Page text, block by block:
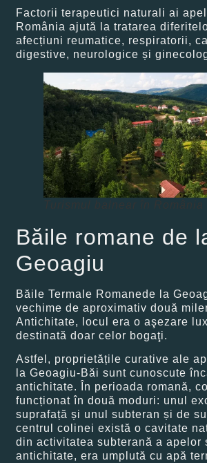
Factorii terapeutici naturali ai
România ajută la tratarea
afecțiuni reumatice, respiratorii,
digestive, neurologice și
Băile romane de
Geoagiu
Băile Termale Romanede la
vechime de aproximativ două
Antichitate, locul era o aşezare
destinată doar celor bogaţi.
Astfel, proprietățile curative ale
la Geoagiu-Băi sunt cunoscute
antichitate. În perioada romană,
funcționat în două moduri: unul
suprafață și unul subteran și de
centrul colinei există o cavitate
din activitatea subterană a apelor
antichitate, era umplută cu apă